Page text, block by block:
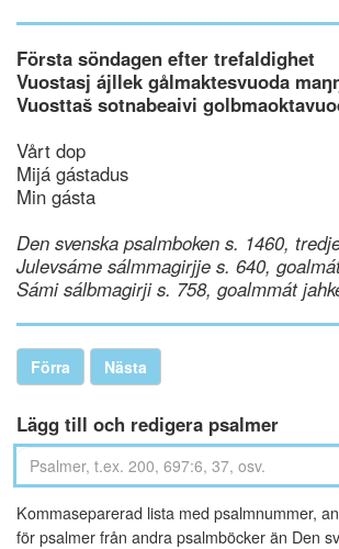
Första söndagen efter trefaldighet
Vuostasj ájllek gålmaktesvuoda
Vuosttaš sotnabeaivi
Vårt dop
Mijá gástadus
Min gásta
Den svenska psalmboken s. 1460,
Julevsáme sálmmagirjje s. 640,
Sámi sálbmagirji s. 758, goalmmát
Förra Nästa
Lägg till och redigera psalmer
Kommaseparerad lista med psalmnummer,
för psalmer från andra psalmböcker än Den